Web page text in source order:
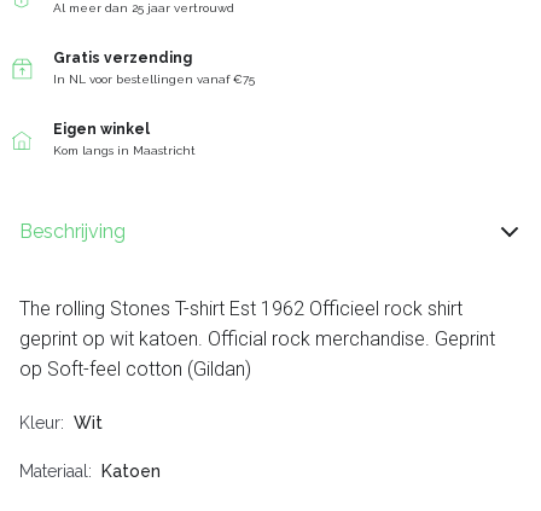
Al meer dan 25 jaar vertrouwd
Gratis verzending
In NL voor bestellingen vanaf €75
Eigen winkel
Kom langs in Maastricht
Beschrijving
The rolling Stones T-shirt Est 1962 Officieel rock shirt
geprint op wit katoen. Official rock merchandise. Geprint
op Soft-feel cotton (Gildan)
Kleur Wit
Materiaal Katoen